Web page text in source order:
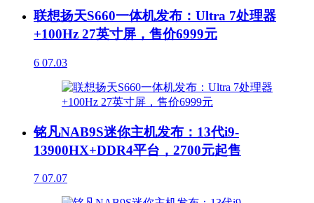
联想扬天S660一体机发布：Ultra 7处理器
+100Hz 27英寸屏，售价6999元
6 07.03
铭凡NAB9S迷你主机发布：13代i9-
13900HX+DDR4平台，2700元起售
7 07.07